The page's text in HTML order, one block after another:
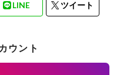
LINE ツイート
ウント